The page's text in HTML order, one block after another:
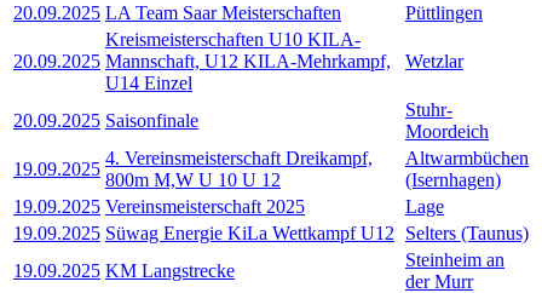
20.09.2025 LA Team Saar Meisterschaften Püttlingen
20.09.2025
Kreismeisterschaften U10 KILA-
Mannschaft, U12 KILA-Mehrkampf,
U14 Einzel
Wetzlar
20.09.2025 Saisonfinale
Stuhr-
Moordeich
19.09.2025
4. Vereinsmeisterschaft Dreikampf,
800m M,W U 10 U 12
Altwarmbüchen
(Isernhagen)
19.09.2025 Vereinsmeisterschaft 2025
Lage
19.09.2025 Süwag Energie KiLa Wettkampf U12
Selters (Taunus)
19.09.2025 KM Langstrecke
Steinheim an
der Murr